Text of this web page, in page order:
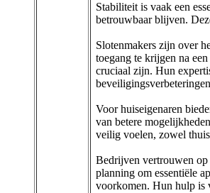
Stabiliteit is vaak een
betrouwbaar blijven.
Slotenmakers zijn over
toegang te krijgen na
cruciaal zijn. Hun
Voor huiseigenaren
van betere
veilig voelen, zowel
Bedrijven vertrouwen op
planning om essentiële
voorkomen. Hun hulp is